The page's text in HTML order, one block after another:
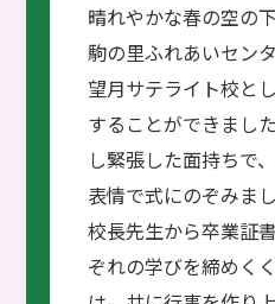
晴れやかな春の空の
駒の里ふれあいセン
望月サテライト校と
することができまし
し緊張した面持ちで
表情で式にのぞみま
校長先生から卒業証
ぞれの学びを締めく